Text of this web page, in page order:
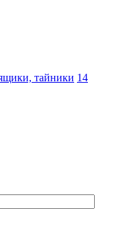
тайники 14